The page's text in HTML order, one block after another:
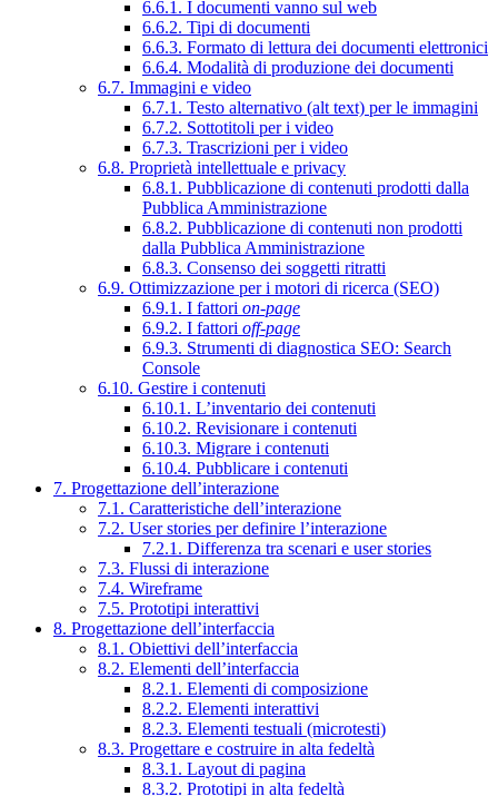
6.6.1. I documenti vanno sul web
6.6.2. Tipi di documenti
6.6.3. Formato di lettura dei documenti elettronici
6.6.4. Modalità di produzione dei documenti
6.7. Immagini e video
6.7.1. Testo alternativo (alt text) per le immagini
6.7.2. Sottotitoli per i video
6.7.3. Trascrizioni per i video
6.8. Proprietà intellettuale e privacy
6.8.1. Pubblicazione di contenuti prodotti dalla
Pubblica Amministrazione
6.8.2. Pubblicazione di contenuti non prodotti
dalla Pubblica Amministrazione
6.8.3. Consenso dei soggetti ritratti
6.9. Ottimizzazione per i motori di ricerca (SEO)
6.9.1. I fattori on-page
6.9.2. I fattori off-page
6.9.3. Strumenti di diagnostica SEO: Search
Console
6.10. Gestire i contenuti
6.10.1. L’inventario dei contenuti
6.10.2. Revisionare i contenuti
6.10.3. Migrare i contenuti
6.10.4. Pubblicare i contenuti
7. Progettazione dell’interazione
7.1. Caratteristiche dell’interazione
7.2. User stories per definire l’interazione
7.2.1. Differenza tra scenari e user stories
7.3. Flussi di interazione
7.4. Wireframe
7.5. Prototipi interattivi
8. Progettazione dell’interfaccia
8.1. Obiettivi dell’interfaccia
8.2. Elementi dell’interfaccia
8.2.1. Elementi di composizione
8.2.2. Elementi interattivi
8.2.3. Elementi testuali (microtesti)
8.3. Progettare e costruire in alta fedeltà
8.3.1. Layout di pagina
8.3.2. Prototipi in alta fedeltà